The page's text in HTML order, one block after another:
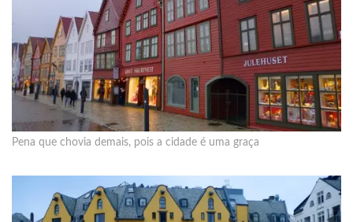
Pena que chovia demais, pois a cidade é uma graça